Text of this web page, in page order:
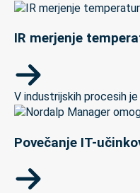
IR merjenje
V industrijskih procesih
Povečanje IT-